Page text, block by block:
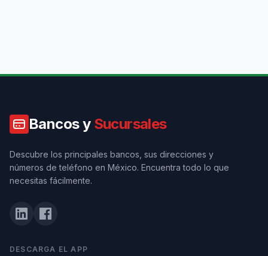
Bancos y Sucursales
Descubre los principales bancos, sus direcciones y
números de teléfono en México. Encuentra todo lo que
necesitas fácilmente.
DESCARGA EL APP